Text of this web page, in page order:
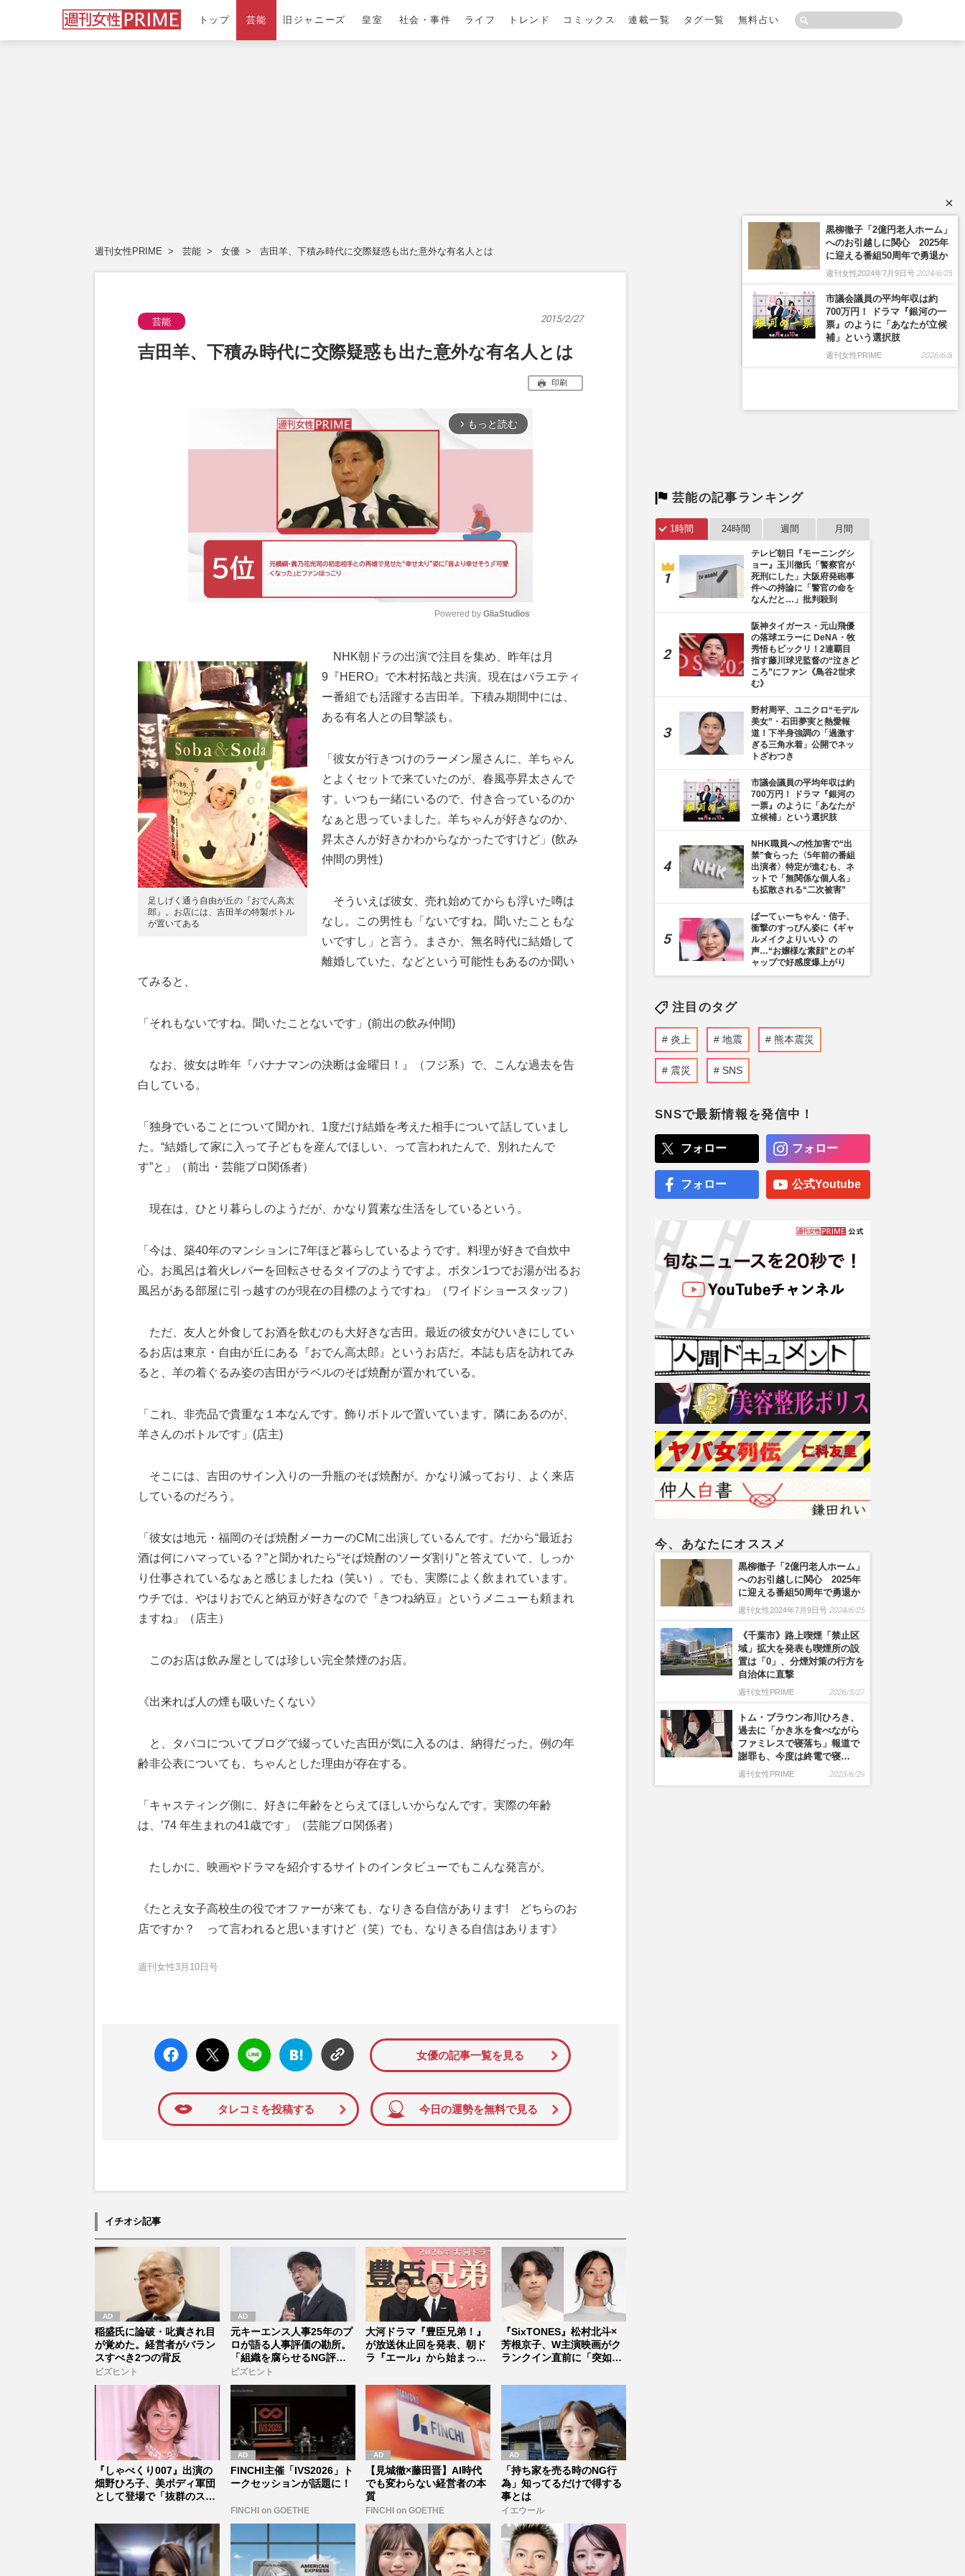
トップ 芸能 旧ジャニーズ 皇室 社会・事件 ライフ トレンド コミックス 連載一覧 タグ一覧 無料占い
週刊女性PRIME 芸能 女優 吉田羊、下積み時代に交際疑惑も出た意外な有名人とは
芸能 2015/2/27
吉田羊、下積み時代に交際疑惑も出た意外な有名人とは
印刷
arrow_forward_ios もっと読む
M
u
t
Powered by GliaStudios
足しげく通う自由が丘の『おでん高太
郎』。お店には、吉田羊の特製ボトル
が置いてある
NHK朝ドラの出演で注目を集め、昨年は月
9『HERO』で木村拓哉と共演。現在はバラエティ
ー番組でも活躍する吉田羊。下積み期間中には、
ある有名人との目撃談も。
「彼女が行きつけのラーメン屋さんに、羊ちゃん
とよくセットで来ていたのが、春風亭昇太さんで
す。いつも一緒にいるので、付き合っているのか
なぁと思っていました。羊ちゃんが好きなのか、
昇太さんが好きかわからなかったですけど」(飲み
仲間の男性)
そういえば彼女、売れ始めてからも浮いた噂は
なし。この男性も「ないですね。聞いたこともな
いですし」と言う。まさか、無名時代に結婚して
離婚していた、などという可能性もあるのか聞い
てみると、
「それもないですね。聞いたことないです」(前出の飲み仲間)
なお、彼女は昨年『バナナマンの決断は金曜日！』（フジ系）で、こんな過去を告
白している。
「独身でいることについて聞かれ、1度だけ結婚を考えた相手について話していまし
た。“結婚して家に入って子どもを産んでほしい、って言われたんで、別れたんで
す”と」（前出・芸能プロ関係者）
現在は、ひとり暮らしのようだが、かなり質素な生活をしているという。
「今は、築40年のマンションに7年ほど暮らしているようです。料理が好きで自炊中
心。お風呂は着火レバーを回転させるタイプのようですよ。ボタン1つでお湯が出るお
風呂がある部屋に引っ越すのが現在の目標のようですね」（ワイドショースタッフ）
ただ、友人と外食してお酒を飲むのも大好きな吉田。最近の彼女がひいきにしてい
るお店は東京・自由が丘にある『おでん高太郎』というお店だ。本誌も店を訪れてみ
ると、羊の着ぐるみ姿の吉田がラベルのそば焼酎が置かれている。
「これ、非売品で貴重な１本なんです。飾りボトルで置いています。隣にあるのが、
羊さんのボトルです」(店主)
そこには、吉田のサイン入りの一升瓶のそば焼酎が。かなり減っており、よく来店
しているのだろう。
「彼女は地元・福岡のそば焼酎メーカーのCMに出演しているんです。だから“最近お
酒は何にハマっている？”と聞かれたら“そば焼酎のソーダ割り”と答えていて、しっか
り仕事されているなぁと感じましたね（笑い）。でも、実際によく飲まれています。
ウチでは、やはりおでんと納豆が好きなので『きつね納豆』というメニューも頼まれ
ますね」（店主）
このお店は飲み屋としては珍しい完全禁煙のお店。
《出来れば人の煙も吸いたくない》
と、タバコについてブログで綴っていた吉田が気に入るのは、納得だった。例の年
齢非公表についても、ちゃんとした理由が存在する。
「キャスティング側に、好きに年齢をとらえてほしいからなんです。実際の年齢
は、’74 年生まれの41歳です」（芸能プロ関係者）
たしかに、映画やドラマを紹介するサイトのインタビューでもこんな発言が。
《たとえ女子高校生の役でオファーが来ても、なりきる自信があります! どちらのお
店ですか？ って言われると思いますけど（笑）でも、なりきる自信はあります》
週刊女性3月10日号
faceboo
k いい
ね
X ポス
ト
LINE
はてな
ブック
マーク
女優の記事一覧を見る
タレコミを投稿する 今日の運勢を無料で見る
イチオシ記事
稲盛氏に論破・叱責され目
が覚めた。経営者がバラン
スすべき2つの背反
ビズヒント
元キーエンス人事25年のプ
ロが語る人事評価の勘所。
「組織を腐らせるNG評
価」とは...
ビズヒント
大河ドラマ『豊臣兄弟！』
が放送休止回を発表、朝ド
ラ『エール』から始まった
『SixTONES』松村北斗×
芳根京子、W主演映画がク
ランクイン直前に「突如中
『しゃべくり007』出演の
畑野ひろ子、美ボディ軍団
として登場で「抜群のスタ
FINCHI主催「IVS2026」ト
ークセッションが話題に！
FINCHI on GOETHE
【見城徹×藤田晋】AI時代
でも変わらない経営者の本
質
FINCHI on GOETHE
「持ち家を売る時のNG行
為」知ってるだけで得する
事とは
イエウール
芸能の記事ランキング
1時間 24時間 週間 月間
テレビ朝日『モーニングシ
ョー』玉川徹氏「警察官が
死刑にした」大阪府発砲事
件への持論に「警官の命を
なんだと…」批判殺到
阪神タイガース・元山飛優
の落球エラーに DeNA・牧
秀悟もビックリ！2連覇目
指す藤川球児監督の“泣きど
ころ”にファン《鳥谷2世求
む》
野村周平、ユニクロ“モデル
美女”・石田夢実と熱愛報
道！下半身強調の「過激す
ぎる三角水着」公開でネッ
トざわつき
市議会議員の平均年収は約
700万円！ ドラマ『銀河の
一票』のように「あなたが
立候補」という選択肢
NHK職員への性加害で“出
禁”食らった〈5年前の番組
出演者〉特定が進むも、ネ
ットで「無関係な個人名」
も拡散される“二次被害”
ぱーてぃーちゃん・信子、
衝撃のすっぴん姿に《ギャ
ルメイクよりいい》の
声…“お嬢様な素顔”とのギ
ャップで好感度爆上がり
注目のタグ
炎上 地震 熊本震災
震災 SNS
SNSで最新情報を発信中！
フォロー フォロー
フォロー 公式Youtube
今、あなたにオススメ
黒柳徹子「2億円老人ホーム」
へのお引越しに関心 2025年
に迎える番組50周年で勇退か
週刊女性2024年7月9日号 2024/6/25
《千葉市》路上喫煙「禁止区
域」拡大を発表も喫煙所の設
置は「0」、分煙対策の行方を
自治体に直撃
週刊女性PRIME 2026/5/27
トム・ブラウン布川ひろき、
過去に「かき氷を食べながら
ファミレスで寝落ち」報道で
謝罪も、今度は終電で寝…
週刊女性PRIME 2023/6/29
×